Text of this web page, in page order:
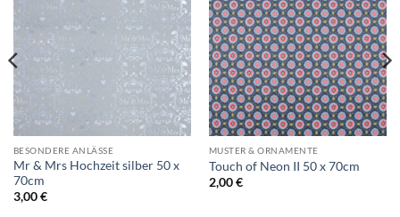
Auf die
Wunschliste
BESONDERE ANLÄSSE
Mr & Mrs Hochzeit silber 50 x
70cm
3,00€
Auf die
Wunschliste
MUSTER & ORNAMENTE
Touch of Neon II 50 x 70cm
2,00€